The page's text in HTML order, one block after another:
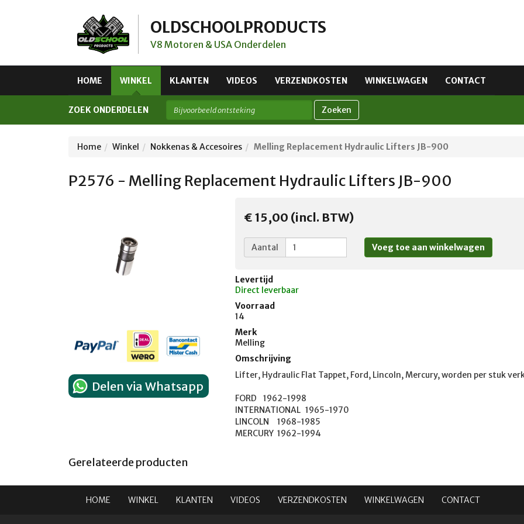
OLDSCHOOLPRODUCTS
V8 Motoren & USA Onderdelen
HOME WINKEL KLANTEN VIDEOS VERZENDKOSTEN WINKELWAGEN CONTACT
ZOEK ONDERDELEN Zoeken
Home Winkel Nokkenas & Accesoires Melling Replacement Hydraulic Lifters JB-900
P2576 - Melling Replacement Hydraulic Lifters JB-900
Delen via Whatsapp
€ 15,00 (incl. BTW)
Aantal
Levertijd
Direct leverbaar
Voorraad
14
Merk
Melling
Omschrijving
Lifter, Hydraulic Flat Tappet, Ford, Lincoln, Mercury, worden per stuk
FORD	1962-1998
INTERNATIONAL	1965-1970
LINCOLN	1968-1985
MERCURY	1962-1994
Gerelateerde producten
HOME WINKEL KLANTEN VIDEOS VERZENDKOSTEN WINKELWAGEN CONTACT